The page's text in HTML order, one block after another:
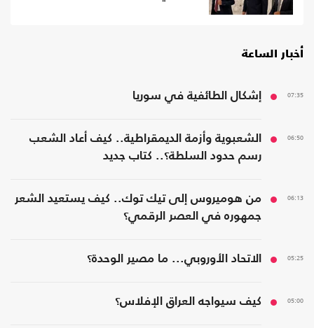
أخبار الساعة
07:35 إشكال الطائفية في سوريا
06:50
الشعبوية وأزمة الديمقراطية.. كيف أعاد الشعب
رسم حدود السلطة؟.. كتاب جديد
06:13
من هوميروس إلى تيك توك.. كيف يستعيد الشعر
جمهوره في العصر الرقمي؟
05:25 الاتحاد الأوروبي... ما مصير الوحدة؟
05:00 كيف سيواجه العراق الإفلاس؟